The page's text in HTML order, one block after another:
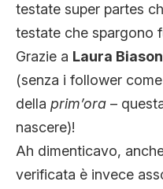
testate super partes
testate che spargono
Grazie a Laura Biason
(senza i follower
della prim’ora –
nascere)!
Ah dimenticavo,
verificata è invece